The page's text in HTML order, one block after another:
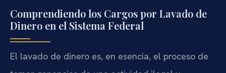
Comprendiendo los Cargos por Lavado de
Dinero en el Sistema Federal
El lavado de dinero es, en esencia, el proceso de